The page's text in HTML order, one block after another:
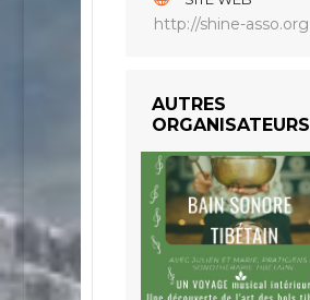
http://shine-asso.org
AUTRES
ORGANISATEURS